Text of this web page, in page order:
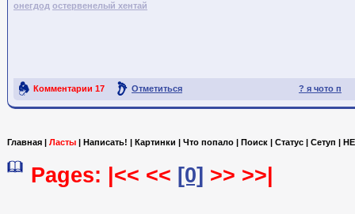
онегдод остервенелый хентай
? я чото п
Комментарии 17 Отметиться
Ссылка на пост
Главная | Ласты | Написать! | Картинки | Что попало | Поиск | Статус | Сетуп |
Pages: |<< << [0] >> >>|